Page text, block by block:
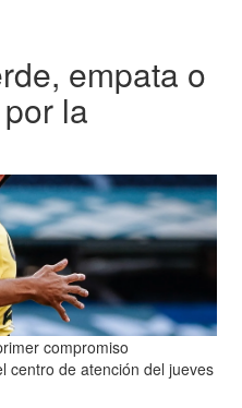
empata o
la
compromiso
centro de atención del jueves